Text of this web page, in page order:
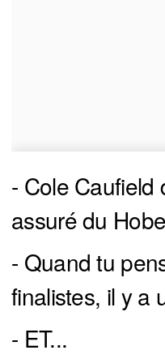
- Cole Caufield
assuré du
- Quand tu
finalistes, il y a
- ET...